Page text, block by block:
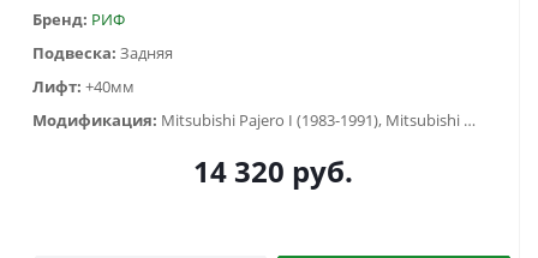
Бренд: РИФ
Подвеска: Задняя
Лифт: +40мм
Модификация:
Mitsubishi Pajero I (1983-1991), Mitsubishi Pajero II (1991-1999) , Mitsubishi Pajero Sport I (1998-2006), Mitsubishi Pajero Sport II (2009-2015), Mitsubishi Pajero Sport III (2015-...)
14 320 руб.